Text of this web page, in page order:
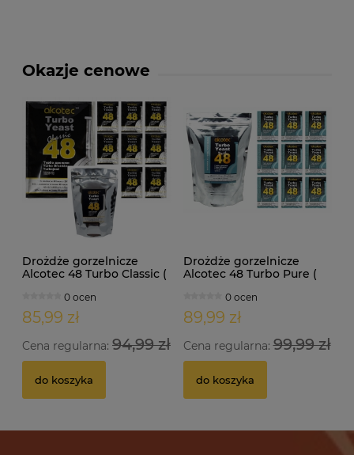
Okazje cenowe
Drożdże gorzelnicze
Alcotec 48 Turbo Classic (
0 ocen
85,99 zł
Cena regularna: 94,99 zł
do koszyka
Drożdże gorzelnicze
Alcotec 48 Turbo Pure (
0 ocen
89,99 zł
Cena regularna:99,99 zł
do koszyka